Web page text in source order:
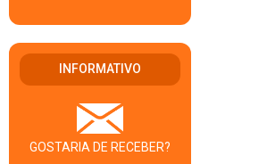
INFORMATIVO
GOSTARIA DE RECEBER?